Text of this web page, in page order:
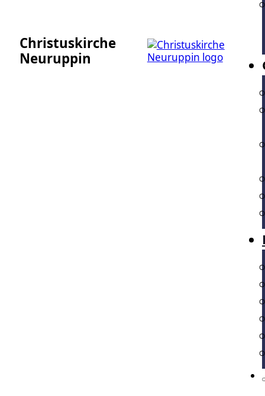
Christuskirche
Neuruppin